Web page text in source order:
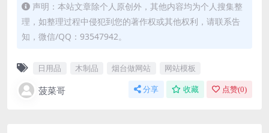
声明：本站文章除个人原创外，其他内容均为个人搜集整
理，如整理过程中侵犯到您的著作权或其他权利，请联系告
知，微信/QQ：93547942。
日用品 木制品 烟台做网站 网站模板
菠菜哥 分享 收藏 点赞(0)